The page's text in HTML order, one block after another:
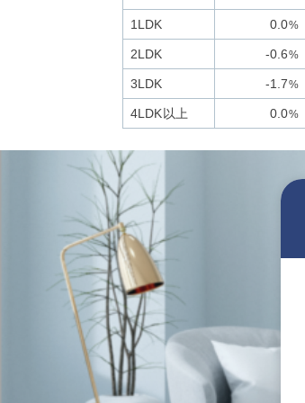
1LDK 0.0%
2LDK -0.6%
3LDK -1.7%
4LDK以上 0.0%